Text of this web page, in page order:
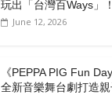
玩出「台灣百Ways」！
June 12, 2026
《PEPPA PIG Fun
全新音樂舞台劇打造